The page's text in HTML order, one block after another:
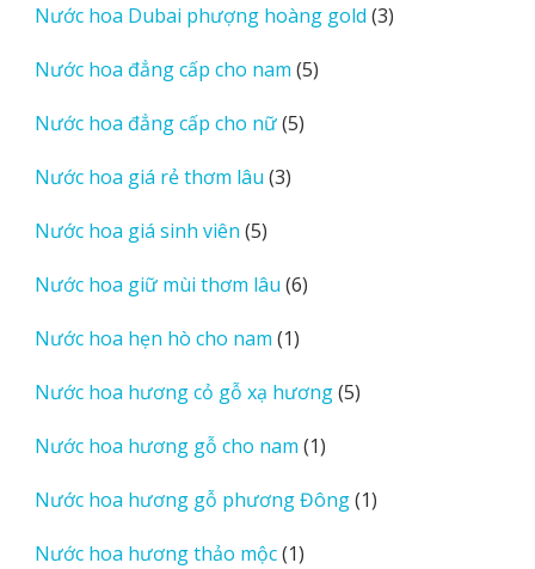
phẩm
Nước hoa Dubai phượng hoàng gold 33
Nước hoa đẳng cấp cho nam 55
Nước hoa đẳng cấp cho nữ 55
Nước hoa giá rẻ thơm lâu 33
Nước hoa giá sinh viên 55
phẩm
Nước hoa giữ mùi thơm lâu 66
Nước hoa hẹn hò cho nam 11
phẩm
Nước hoa hương cỏ gỗ xạ hương 55
Nước hoa hương gỗ cho nam 11
phẩm
Nước hoa hương gỗ phương Đông 11
Nước hoa hương thảo mộc 11